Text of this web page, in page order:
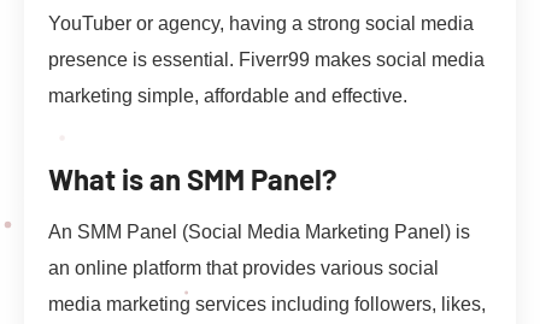
YouTuber or agency, having a strong social media
presence is essential. Fiverr99 makes social media
marketing simple, affordable and effective.
What is an SMM Panel?
An SMM Panel (Social Media Marketing Panel) is
an online platform that provides various social
media marketing services including followers, likes,